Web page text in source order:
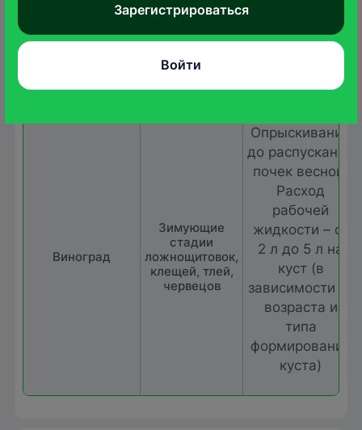
рабочей
л/100 м
Виноград
Зимующие
стадии
ложнощитовок,
клещей, тлей,
червецов
Опрыскивание
до распускания
почек весной.
Расход
рабочей
жидкости – от
2 л до 5 л на
куст (в
зависимости от
возраста и
типа
формирования
куста)
Зарегистрироваться
Войти